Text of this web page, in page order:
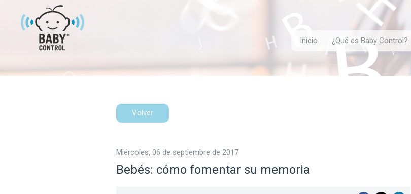
Inicio ¿Qué es Baby Control?
Volver
miércoles, 06 de septiembre de 2017
Bebés: cómo fomentar su memoria